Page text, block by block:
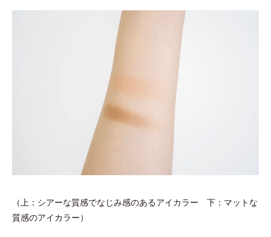
（上：シアーな質感でなじみ感のあるアイカラー 下：マットな
質感のアイカラー）